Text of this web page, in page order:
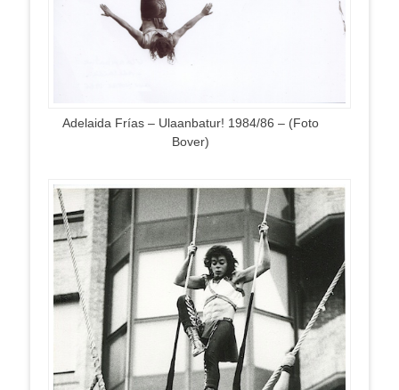
Adelaida Frías – Ulaanbatur! 1984/86 – (Foto
Bover)